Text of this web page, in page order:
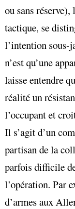
ou sans
tactique, se
l’intention sous-
n’est qu’une
laisse entendre
réalité un
l’occupant et
Il s’agit d’un
partisan de la
parfois difficile
l’opération. Par
d’armes aux